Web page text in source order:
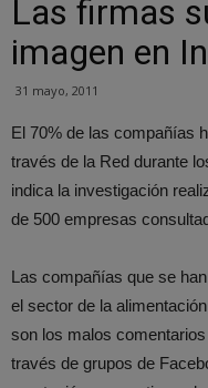
Las firmas
imagen en
31 mayo, 2011
El 70% de las compañías
través de la Red durante
indica la investigación
de 500 empresas
Las compañías que se
el sector de la
son los malos
través de grupos de